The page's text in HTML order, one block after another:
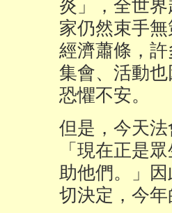
家仍然束手
經濟蕭條，
集會、活動
恐懼不安。
但是，今天
「現在正是
助他們。」
切決定，今